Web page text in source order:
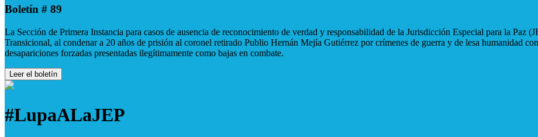
Boletín # 89
La Sección de Primera Instancia para casos de ausencia de reconocimiento de verdad y responsabilidad de la Jurisdicción Especial para la Paz
Transicional, al condenar a 20 años de prisión al coronel retirado Publio Hernán Mejía Gutiérrez por crímenes de guerra y de lesa humanidad
desapariciones forzadas presentadas ilegítimamente como bajas en combate.
Leer el boletín
#LupaALaJEP